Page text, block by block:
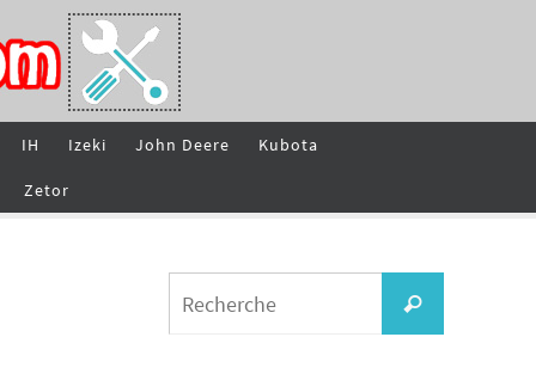
IH Izeki John Deere Kubota
Zetor
Recherche